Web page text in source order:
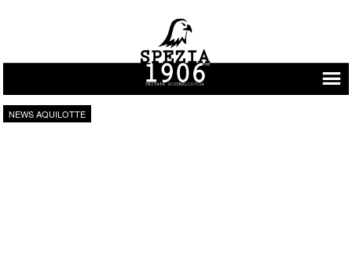
Vai al contenuto
NEWS AQUILOTTE